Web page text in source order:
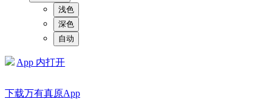
浅色
深色
自动
App 内打开
下载万有真原App